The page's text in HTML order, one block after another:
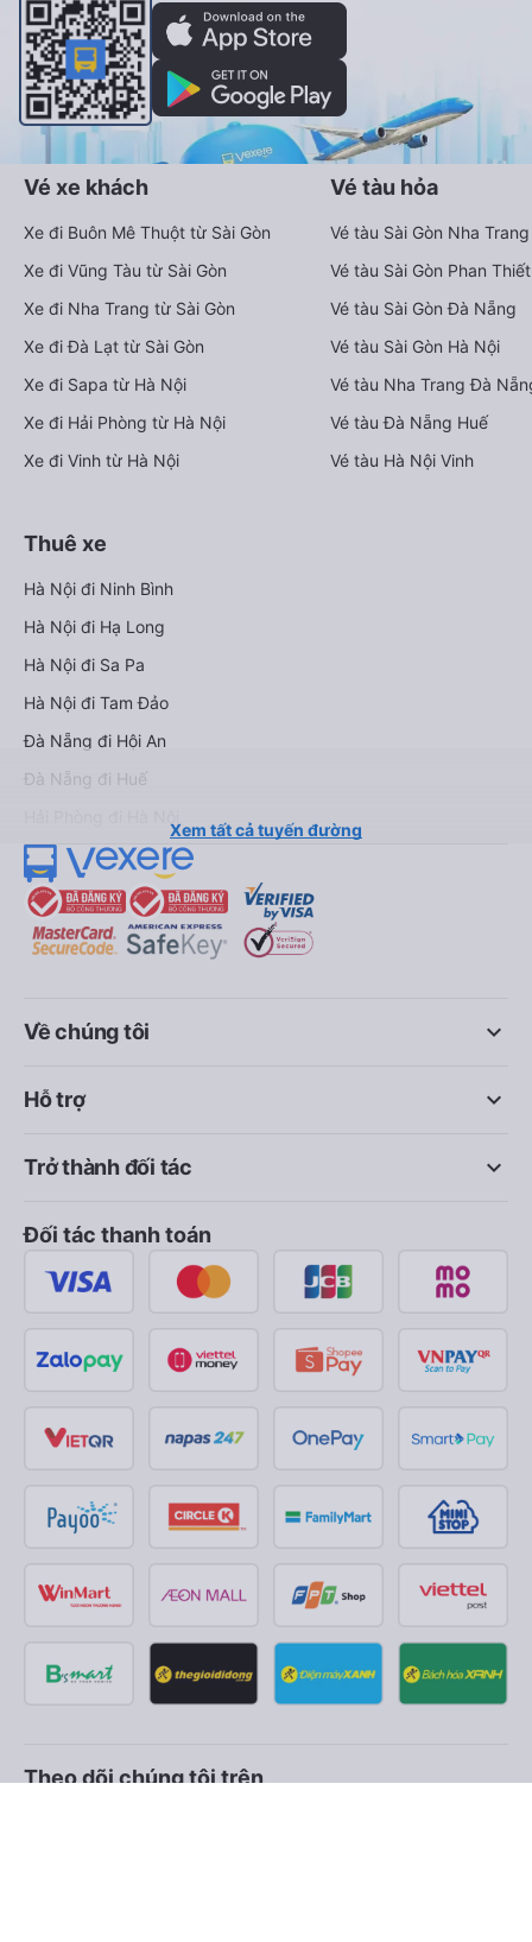
Vé xe khách
Xe đi Buôn Mê Thuột từ Sài Gòn
Xe đi Vũng Tàu từ Sài Gòn
Xe đi Nha Trang từ Sài Gòn
Xe đi Đà Lạt từ Sài Gòn
Xe đi Sapa từ Hà Nội
Xe đi Hải Phòng từ Hà Nội
Xe đi Vinh từ Hà Nội
Vé tàu hỏa
Vé tàu Sài Gòn Nha Trang
Vé tàu Sài Gòn Phan Thiết
Vé tàu Sài Gòn Đà Nẵng
Vé tàu Sài Gòn Hà Nội
Vé tàu Nha Trang Đà
Vé tàu Đà Nẵng Huế
Vé tàu Hà Nội Vinh
Thuê xe
Hà Nội đi Ninh Bình
Hà Nội đi Hạ Long
Hà Nội đi Sa Pa
Hà Nội đi Tam Đảo
Đà Nẵng đi Hội An
Đà Nẵng đi Huế
Xem tất cả tuyến đường
keyboard_arrow_down
Về chúng tôi
keyboard_arrow_down
Hỗ trợ
keyboard_arrow_down
Trở thành đối tác
Đối tác thanh toán
Theo dõi chúng tôi trên